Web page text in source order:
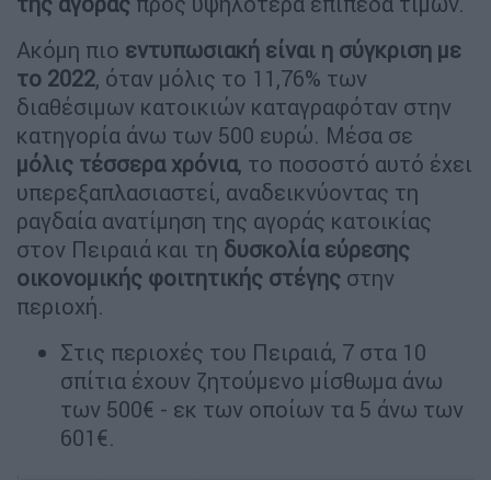
Ακόμη πιο εντυπωσιακή είναι η σύγκριση με
το 2022, όταν μόλις το 11,76% των
διαθέσιμων κατοικιών καταγραφόταν στην
κατηγορία άνω των 500 ευρώ. Μέσα σε
μόλις τέσσερα χρόνια, το ποσοστό αυτό έχει
υπερεξαπλασιαστεί, αναδεικνύοντας τη
ραγδαία ανατίμηση της αγοράς κατοικίας
στον Πειραιά και τη δυσκολία εύρεσης
οικονομικής φοιτητικής στέγης στην
περιοχή.
Στις περιοχές του Πειραιά, 7 στα 10
σπίτια έχουν ζητούμενο μίσθωμα άνω
των 500€ - εκ των οποίων τα 5 άνω των
601€.